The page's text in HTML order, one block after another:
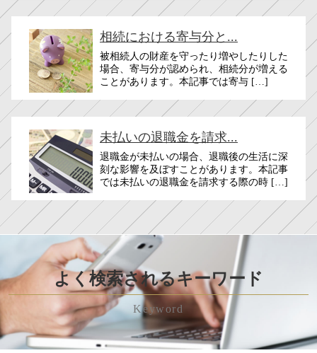
相続における寄与分と...
被相続人の財産を守ったり増やしたりした
場合、寄与分が認められ、相続分が増える
ことがあります。​​本記事では寄与 […]
未払いの退職金を請求...
退職金が未払いの場合、退職後の生活に深
刻な影響を及ぼすことがあります。本記事
では未払いの退職金を請求する際の時 […]
よく検索されるキーワード
Keyword